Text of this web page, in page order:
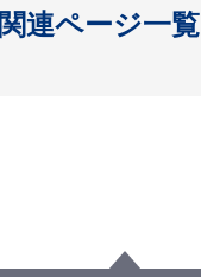
関連ページ一覧
開く